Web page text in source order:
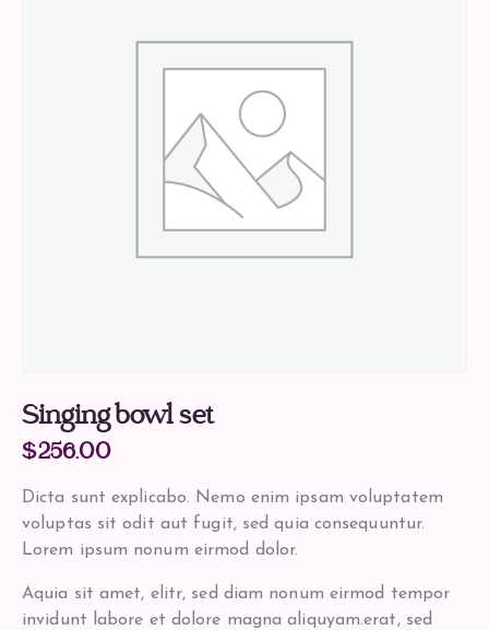
Singing bowl set
$256.00
Dicta sunt explicabo. Nemo enim ipsam voluptatem
voluptas sit odit aut fugit, sed quia consequuntur.
Lorem ipsum nonum eirmod dolor.
Aquia sit amet, elitr, sed diam nonum eirmod tempor
invidunt labore et dolore magna aliquyam.erat, sed